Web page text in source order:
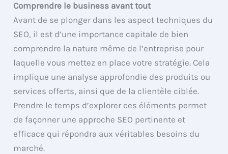
Comprendre le business avant tout
Avant de se plonger dans les aspect techniques du
SEO, il est d’une importance capitale de bien
comprendre la nature même de l’entreprise pour
laquelle vous mettez en place votre stratégie. Cela
implique une analyse approfondie des produits ou
services offerts, ainsi que de la clientèle ciblée.
Prendre le temps d’explorer ces éléments permet
de façonner une approche SEO pertinente et
efficace qui répondra aux véritables besoins du
marché.